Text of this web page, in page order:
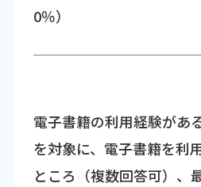
0％）
電子書籍の利用経験があ
を対象に、電子書籍を利
ところ（複数回答可）、